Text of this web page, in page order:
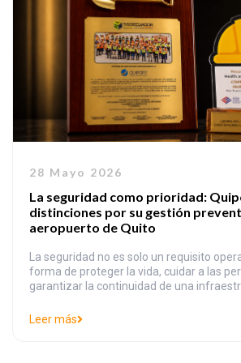
28 Mayo 2026
La seguridad como prioridad:
distinciones por su gestión
aeropuerto de Quito
La seguridad no es solo un requisito
forma de proteger la vida, cuidar a las
garantizar la continuidad de una
reconocimientos en materia de seguridad
Leer más